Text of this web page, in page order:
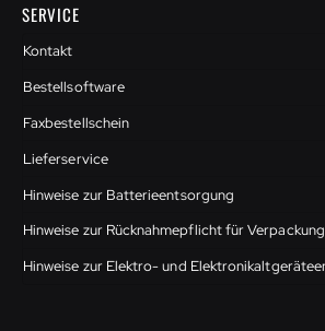
SERVICE
Kontakt
Bestellsoftware
Faxbestellschein
Lieferservice
Hinweise zur Batterieentsorgung
Hinweise zur Rücknahmepflicht für
Hinweise zur Elektro- und